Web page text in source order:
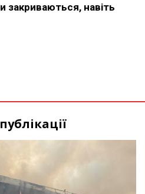
закриваються, навіть